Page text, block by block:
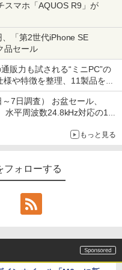
スマホ「AQUOS R9」が
「第2世代iPhone SE
品セール
販力も試される“ミニPC”の
や特徴を整理、11製品をピ
7日調査） お盆セール、
水平周波数24.8kHz対応の17
もっと見る
フォローする